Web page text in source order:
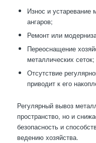
Износ и устаревание
ангаров;
Ремонт или
Переоснащение
металлических сеток;
Отсутствие
приводит к его
Регулярный вывоз
пространство, но и
безопасность и
ведению хозяйства.